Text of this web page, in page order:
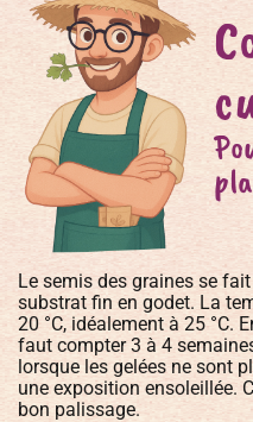
Le semis des graines se
substrat fin en godet. La
20 °C, idéalement à 25 °C.
faut compter 3 à 4
lorsque les gelées ne sont
une exposition ensoleillée.
bon palissage.